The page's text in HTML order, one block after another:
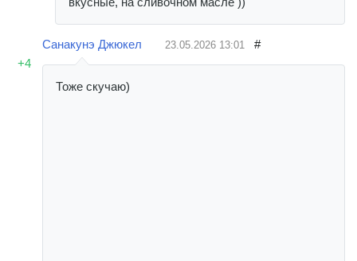
+4
Санакунэ Джюкел 23.05.2026 13:01 #
Тоже скучаю)